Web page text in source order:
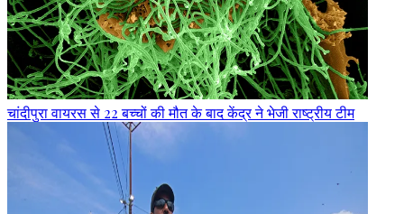
चांदीपुरा वायरस से 22 बच्चों की मौत के बाद केंद्र ने भेजी राष्ट्रीय टीम